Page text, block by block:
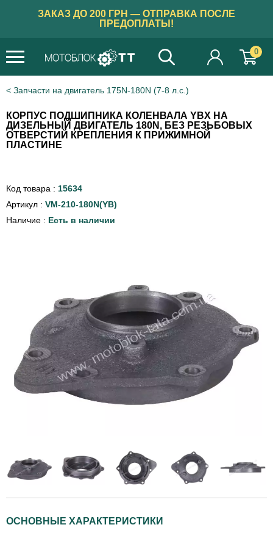
ЗАКАЗ ДО 200 ГРН — ОТПРАВКА ПОСЛЕ
ПРЕДОПЛАТЫ!
0
Запчасти на двигатель 175N-180N (7-8 л.с.)
КОРПУС ПОДШИПНИКА КОЛЕНВАЛА YBX НА
ДИЗЕЛЬНЫЙ ДВИГАТЕЛЬ 180N, БЕЗ РЕЗЬБОВЫХ
ОТВЕРСТИЙ КРЕПЛЕНИЯ К ПРИЖИМНОЙ
ПЛАСТИНЕ
Код товара : 15634
Артикул : VM-210-180N(YB)
Наличие : Есть в наличии
ОСНОВНЫЕ ХАРАКТЕРИСТИКИ